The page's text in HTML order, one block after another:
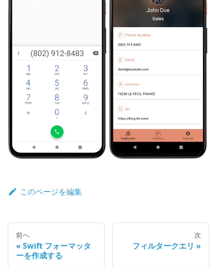
このページを編集
前へ
Swift フォーマッタ
ーを作成する
次
フィルタークエリ